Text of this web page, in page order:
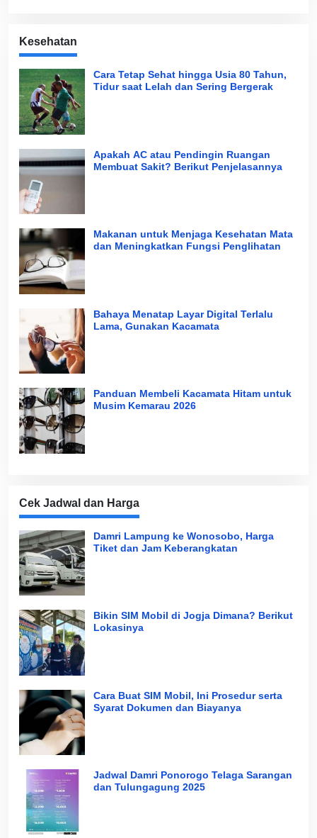
Kesehatan
Cara Tetap Sehat hingga Usia 80 Tahun,
Tidur saat Lelah dan Sering Bergerak
Apakah AC atau Pendingin Ruangan
Membuat Sakit? Berikut Penjelasannya
Makanan untuk Menjaga Kesehatan Mata
dan Meningkatkan Fungsi Penglihatan
Bahaya Menatap Layar Digital Terlalu
Lama, Gunakan Kacamata
Panduan Membeli Kacamata Hitam untuk
Musim Kemarau 2026
Cek Jadwal dan Harga
Damri Lampung ke Wonosobo, Harga
Tiket dan Jam Keberangkatan
Bikin SIM Mobil di Jogja Dimana? Berikut
Lokasinya
Cara Buat SIM Mobil, Ini Prosedur serta
Syarat Dokumen dan Biayanya
Jadwal Damri Ponorogo Telaga Sarangan
dan Tulungagung 2025